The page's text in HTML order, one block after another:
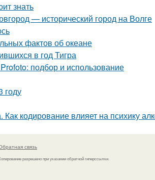
знать
— исторический город на Волге
фактов об океане
в год Тигра
подбор и использование
году
кодирование влияет на психику
связь
разрешено при указании обратной гиперссылки.